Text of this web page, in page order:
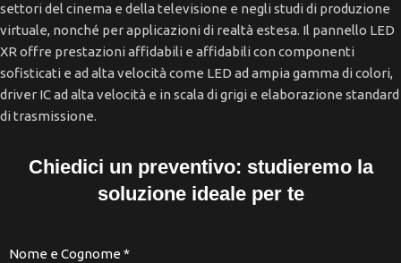
settori del cinema e della televisione e negli studi di produzione
virtuale, nonché per applicazioni di realtà estesa. Il pannello LED
XR offre prestazioni affidabili e affidabili con componenti
sofisticati e ad alta velocità come LED ad ampia gamma di colori,
driver IC ad alta velocità e in scala di grigi e elaborazione standard
di trasmissione.
Chiedici un preventivo: studieremo la
soluzione ideale per te
Nome e Cognome *